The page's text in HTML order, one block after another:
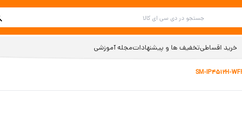
خرید اقساطیتخفیف ها و پیشنهاداتمجله آموزشی